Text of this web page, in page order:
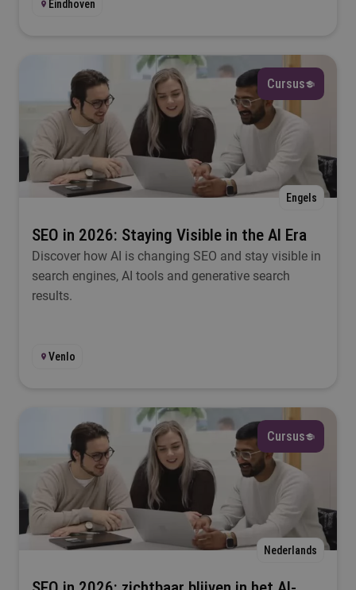
Eindhoven
Cursus
Engels
SEO in 2026: Staying Visible in the AI Era
Discover how AI is changing SEO and stay visible in
search engines, AI tools and generative search
results.
Venlo
Cursus
Nederlands